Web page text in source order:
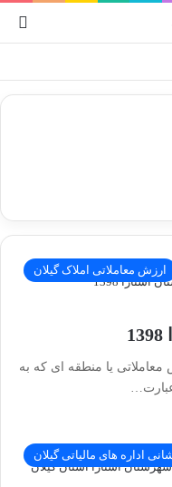
ارزش معاملاتی املاک گیلان
مالیاتی آستارا 1398: ارزش معاملاتی یا منطقه ای که به
اداره های مالیاتی گیلان